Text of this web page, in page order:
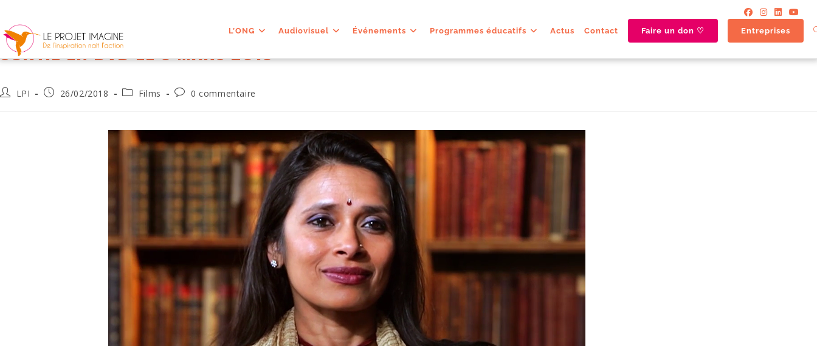
L’ONG Audiovisuel Événements Programmes éducatifs Actus Contact Faire un don ♡ Entreprises
SORTIE EN DVD LE 8 MARS 2018
LPI 26/02/2018 Films 0 commentaire